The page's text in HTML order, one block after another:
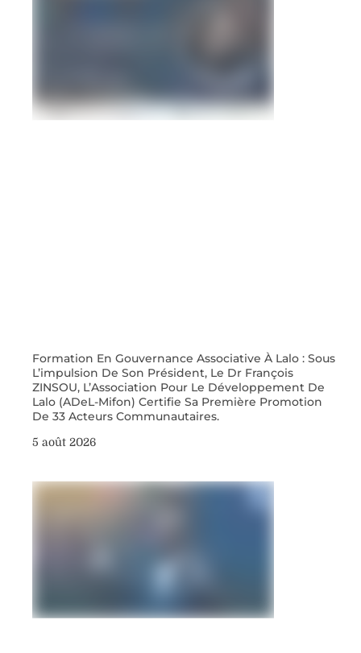
Formation En Gouvernance Associative À Lalo : Sous
L’impulsion De Son Président, Le Dr François
ZINSOU, L’Association Pour Le Développement De
Lalo (ADeL-Mifon) Certifie Sa Première Promotion
De 33 Acteurs Communautaires.
5 août 2026